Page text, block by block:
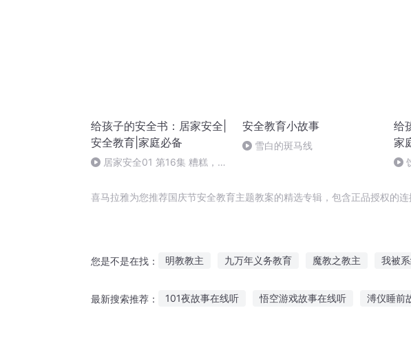
给孩子的安全书：居家安全|
安全教育|家庭必备
居家安全01 第16集 糟糕，我
安全教育小故事
雪白的斑马线
给
家
喜马拉雅为您推荐国庆节安全教育主题教案的精选专辑，包含正品授权的
您是不是在找： 明教教主 九万年义务教育 魔教之教主 我被
最新搜索推荐： 101夜故事在线听 悟空游戏故事在线听 溥仪睡前